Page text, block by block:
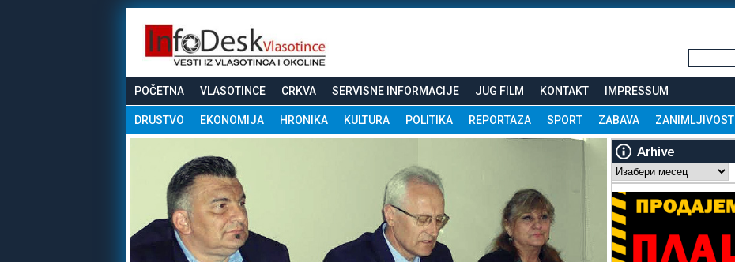
POČETNA VLASOTINCE CRKVA SERVISNE INFORMACIJE JUG FILM KONTAKT IMPRESSUM
DRUSTVO EKONOMIJA HRONIKA KULTURA POLITIKA REPORTAZA SPORT ZABAVA ZANIMLJIVOSTI
Arhive
Arhive